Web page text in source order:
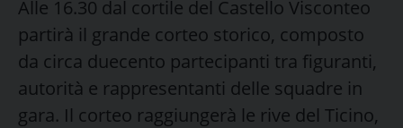
Alle 16.30 dal cortile del Castello Visconteo
partirà il grande corteo storico, composto
da circa duecento partecipanti tra figuranti,
autorità e rappresentanti delle squadre in
gara. Il corteo raggiungerà le rive del Ticino,